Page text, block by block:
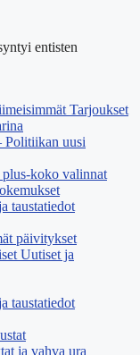
entisten
Tarjoukset
Politiikan uusi
koko valinnat
taustatiedot
päivitykset
Uutiset ja
taustatiedot
ja vahva ura